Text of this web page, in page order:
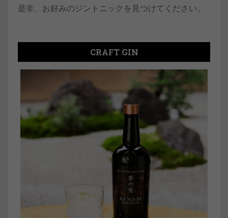
是非、お好みのジントニックを見つけてください。
CRAFT GIN